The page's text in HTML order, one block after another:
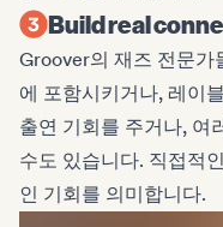
Build real
Groover의 재즈 전문가
에 포함시키거나, 레이
출연 기회를 주거나, 여
수도 있습니다. 직접적
인 기회를 의미합니다.